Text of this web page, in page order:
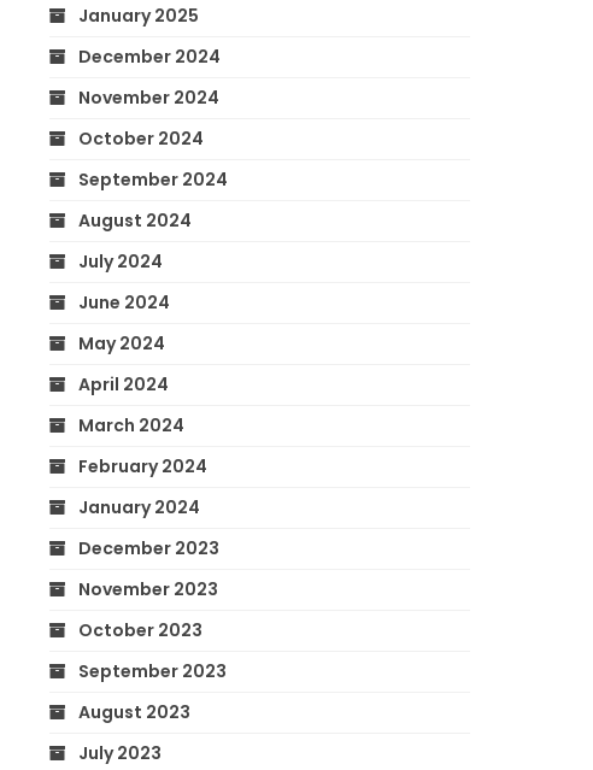
January 2025
December 2024
November 2024
October 2024
September 2024
August 2024
July 2024
June 2024
May 2024
April 2024
March 2024
February 2024
January 2024
December 2023
November 2023
October 2023
September 2023
August 2023
July 2023